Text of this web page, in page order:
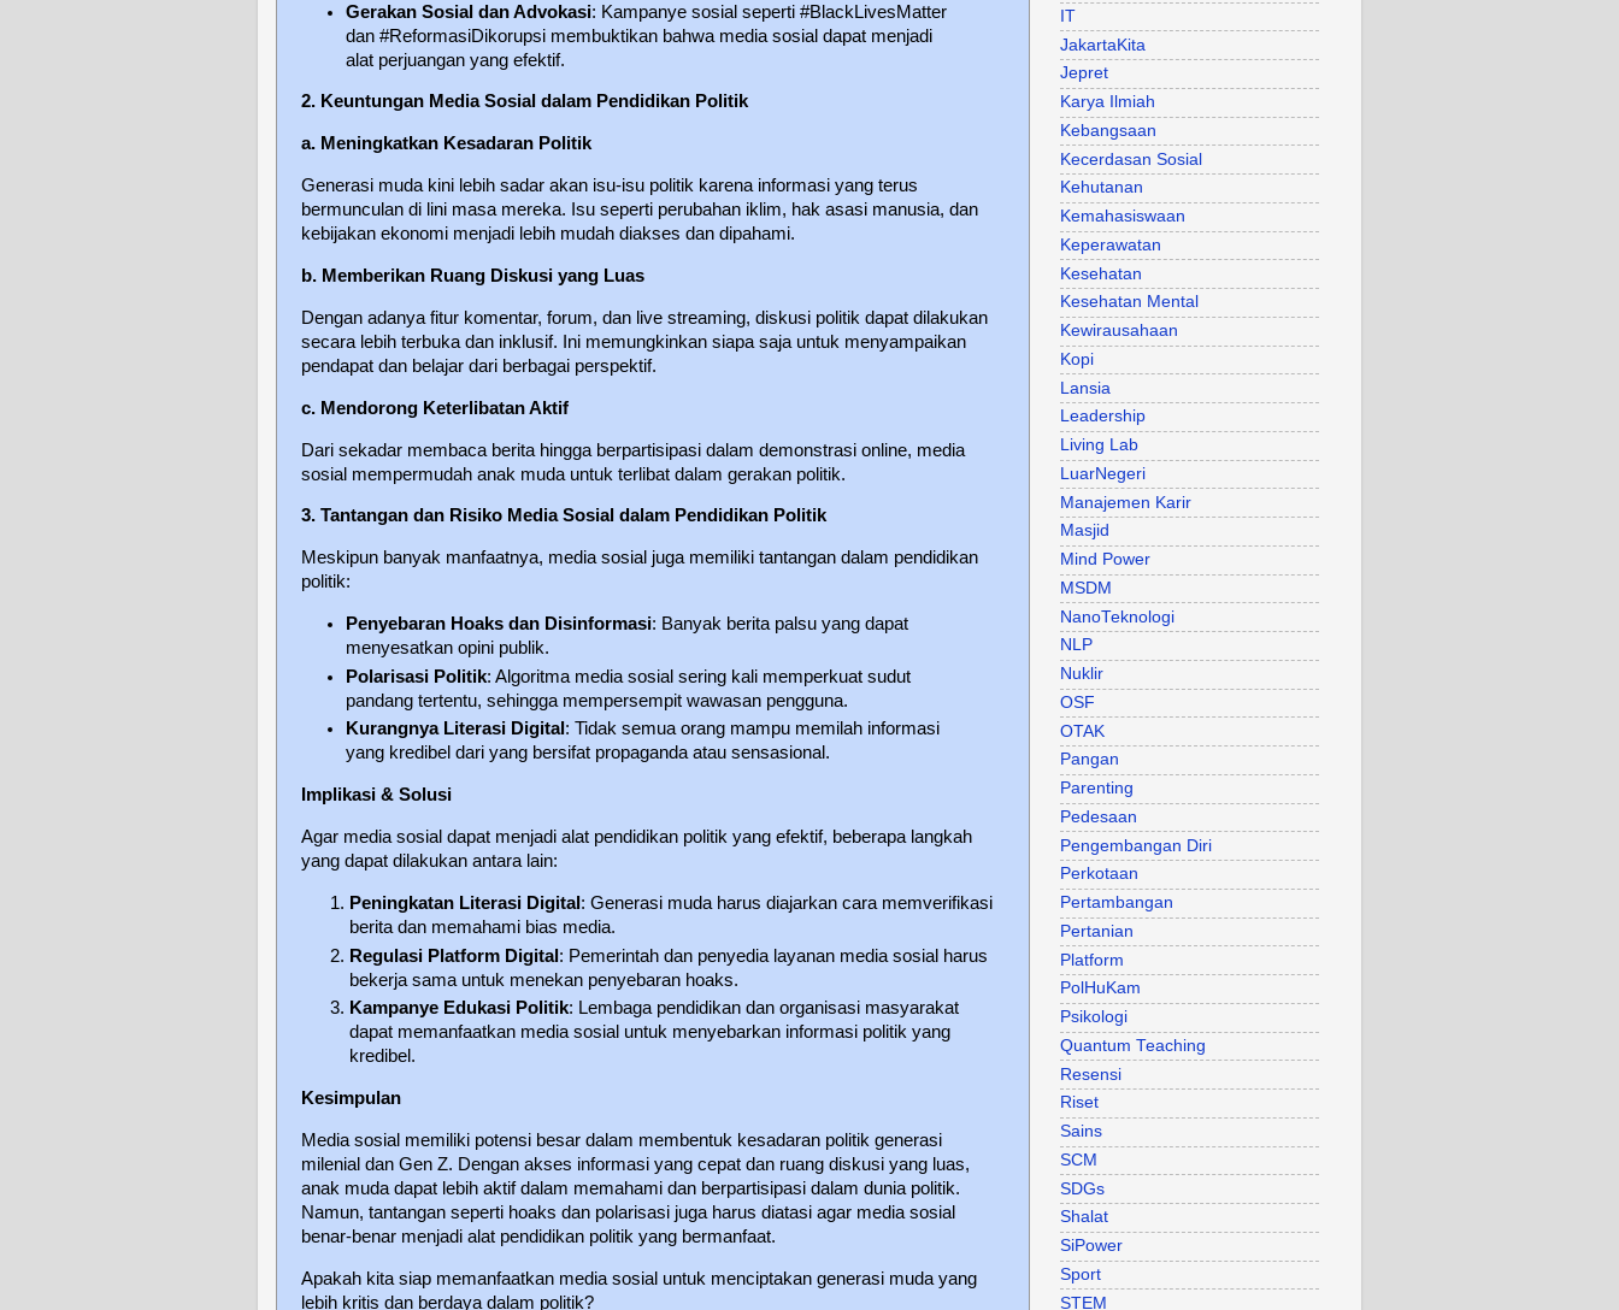
Gerakan Sosial dan Advokasi: Kampanye sosial seperti #BlackLivesMatter
dan #ReformasiDikorupsi membuktikan bahwa media sosial dapat menjadi
alat perjuangan yang efektif.
2. Keuntungan Media Sosial dalam Pendidikan Politik
a. Meningkatkan Kesadaran Politik
Generasi muda kini lebih sadar akan isu-isu politik karena informasi yang terus
bermunculan di lini masa mereka. Isu seperti perubahan iklim, hak asasi manusia, dan
kebijakan ekonomi menjadi lebih mudah diakses dan dipahami.
b. Memberikan Ruang Diskusi yang Luas
Dengan adanya fitur komentar, forum, dan live streaming, diskusi politik dapat dilakukan
secara lebih terbuka dan inklusif. Ini memungkinkan siapa saja untuk menyampaikan
pendapat dan belajar dari berbagai perspektif.
c. Mendorong Keterlibatan Aktif
Dari sekadar membaca berita hingga berpartisipasi dalam demonstrasi online, media
sosial mempermudah anak muda untuk terlibat dalam gerakan politik.
3. Tantangan dan Risiko Media Sosial dalam Pendidikan Politik
Meskipun banyak manfaatnya, media sosial juga memiliki tantangan dalam pendidikan
politik:
Penyebaran Hoaks dan Disinformasi: Banyak berita palsu yang dapat
menyesatkan opini publik.
Polarisasi Politik: Algoritma media sosial sering kali memperkuat sudut
pandang tertentu, sehingga mempersempit wawasan pengguna.
Kurangnya Literasi Digital : Tidak semua orang mampu memilah informasi
yang kredibel dari yang bersifat propaganda atau sensasional.
Implikasi & Solusi
Agar media sosial dapat menjadi alat pendidikan politik yang efektif, beberapa langkah
yang dapat dilakukan antara lain:
Peningkatan Literasi Digital : Generasi muda harus diajarkan cara memverifikasi
berita dan memahami bias media.
Regulasi Platform Digital : Pemerintah dan penyedia layanan media sosial harus
bekerja sama untuk menekan penyebaran hoaks.
Kampanye Edukasi Politik: Lembaga pendidikan dan organisasi masyarakat
dapat memanfaatkan media sosial untuk menyebarkan informasi politik yang
kredibel.
Kesimpulan
Media sosial memiliki potensi besar dalam membentuk kesadaran politik generasi
milenial dan Gen Z. Dengan akses informasi yang cepat dan ruang diskusi yang luas,
anak muda dapat lebih aktif dalam memahami dan berpartisipasi dalam dunia politik.
Namun, tantangan seperti hoaks dan polarisasi juga harus diatasi agar media sosial
benar-benar menjadi alat pendidikan politik yang bermanfaat.
Apakah kita siap memanfaatkan media sosial untuk menciptakan generasi muda yang
lebih kritis dan berdaya dalam politik?
IT
JakartaKita
Jepret
Karya Ilmiah
Kebangsaan
Kecerdasan Sosial
Kehutanan
Kemahasiswaan
Keperawatan
Kesehatan
Kesehatan Mental
Kewirausahaan
Kopi
Lansia
Leadership
Living Lab
LuarNegeri
Manajemen Karir
Masjid
Mind Power
MSDM
NanoTeknologi
NLP
Nuklir
OSF
OTAK
Pangan
Parenting
Pedesaan
Pengembangan Diri
Perkotaan
Pertambangan
Pertanian
Platform
PolHuKam
Psikologi
Quantum Teaching
Resensi
Riset
Sains
SCM
SDGs
Shalat
SiPower
Sport
STEM